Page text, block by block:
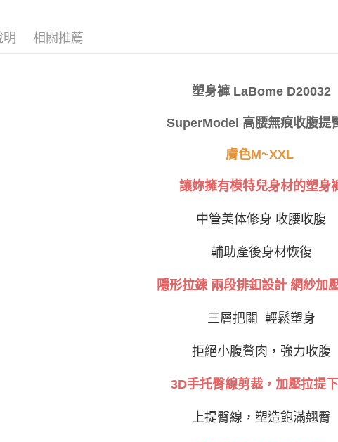
「AFTEE先享後
４．使用「
５．嚴禁一人註
動。
每筆NT$80，滿
付款後門市自取
明 相關推薦
塑身褲 LaBomeD20032
SuperModel 高腰無痕收腹提
膚色M~XXL
讓妳擁有模特兒身材的塑身
中管美体修身 收腰收腹
輔助產後身材恢復
隱形拉鍊 兩段排釦設計網紗加
三層把關 輕鬆塑身
拒絕小腹贅肉，強力收腹
3D手托臀線剪裁，加壓拉提
上提臀線，塑造飽滿翹臀